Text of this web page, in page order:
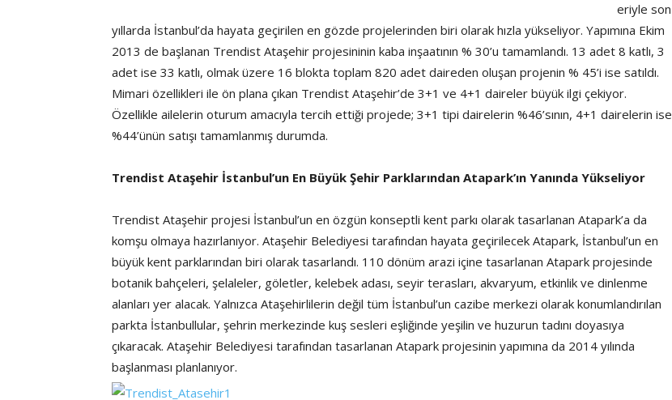
eriyle son
yıllarda İstanbul’da hayata geçirilen en gözde projelerinden biri olarak hızla yükseliyor. Yapımına Ekim
2013 de başlanan Trendist Ataşehir projesininin kaba inşaatının % 30’u tamamlandı. 13 adet 8 katlı, 3
adet ise 33 katlı, olmak üzere 16 blokta toplam 820 adet daireden oluşan projenin % 45’i ise satıldı.
Mimari özellikleri ile ön plana çıkan Trendist Ataşehir’de 3+1 ve 4+1 daireler büyük ilgi çekiyor.
Özellikle ailelerin oturum amacıyla tercih ettiği projede; 3+1 tipi dairelerin %46’sının, 4+1 dairelerin ise
%44’ünün satışı tamamlanmış durumda.
Trendist Ataşehir İstanbul’un En Büyük Şehir Parklarından Atapark’ın Yanında Yükseliyor
Trendist Ataşehir projesi İstanbul’un en özgün konseptli kent parkı olarak tasarlanan Atapark’a da
komşu olmaya hazırlanıyor. Ataşehir Belediyesi tarafından hayata geçirilecek Atapark, İstanbul’un en
büyük kent parklarından biri olarak tasarlandı. 110 dönüm arazi içine tasarlanan Atapark projesinde
botanik bahçeleri, şelaleler, göletler, kelebek adası, seyir terasları, akvaryum, etkinlik ve dinlenme
alanları yer alacak. Yalnızca Ataşehirlilerin değil tüm İstanbul’un cazibe merkezi olarak konumlandırılan
parkta İstanbullular, şehrin merkezinde kuş sesleri eşliğinde yeşilin ve huzurun tadını doyasıya
çıkaracak. Ataşehir Belediyesi tarafından tasarlanan Atapark projesinin yapımına da 2014 yılında
başlanması planlanıyor.